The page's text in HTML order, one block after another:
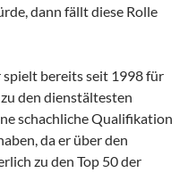
dann fällt diese Rolle
bereits seit 1998 für
den dienstältesten
schachliche Qualifikation
da er über den
zu den Top 50 der